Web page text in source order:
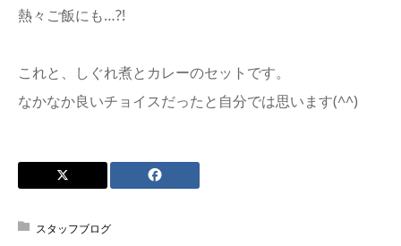
熱々ご飯にも…?!
これと、しぐれ煮とカレーのセットです。
なかなか良いチョイスだったと自分では思います(^^)
スタッフブログ